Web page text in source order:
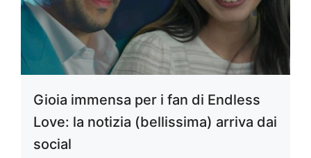
Gioia immensa per i fan di Endless
Love: la notizia (bellissima) arriva dai
social